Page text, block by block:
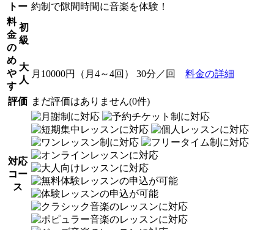
トー 約制で隙間時間に音楽を体験！
料
金
の
め
や
す
初
級
大
人
月10000円（月4～4回） 30分／回 料金の詳細
評価 まだ評価はありません(0件)
対応
コー
ス